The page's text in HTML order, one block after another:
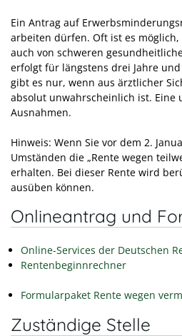
Ein Antrag auf
arbeiten dürfen. Oft ist es
auch von schweren
erfolgt für längstens drei Jahre
gibt es nur, wenn aus ärztlicher
absolut unwahrscheinlich ist. Eine
Ausnahmen.
Hinweis: Wenn Sie vor dem 2.
Umständen die „Rente wegen
erhalten. Bei dieser Rente wird
ausüben können.
Onlineantrag und
Online-Services der Deutschen
Rentenbeginnrechner
Formularpaket Rente wegen
Zuständige Stelle